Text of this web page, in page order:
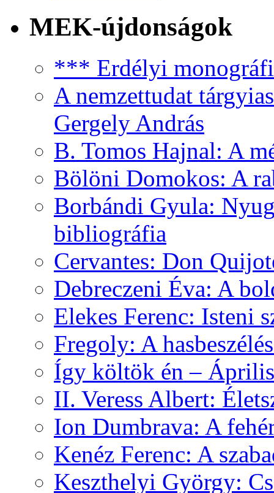
MEK-újdonságok
*** Erdélyi
A nemzettudat
Gergely András
B. Tomos Hajnal: A
Bölöni Domokos: A
Borbándi Gyula:
bibliográfia
Cervantes: Don
Debreczeni Éva: A
Elekes Ferenc: Isteni
Fregoly: A
Így költök én –
II. Veress Albert:
Ion Dumbrava: A
Kenéz Ferenc: A
Keszthelyi György: